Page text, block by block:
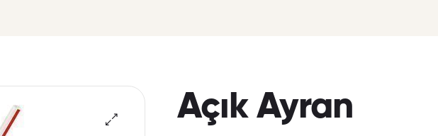
Açık Ayran